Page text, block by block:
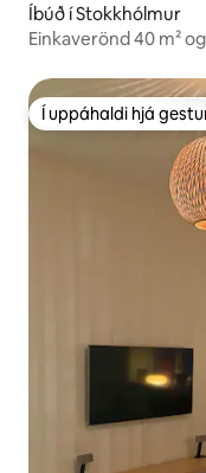
Íbúð í Stokkhólmur
Einkaverönd 40 m²
Í uppáhaldi hjá
Í uppáhaldi hjá